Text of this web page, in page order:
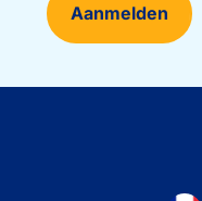
Aanmelden